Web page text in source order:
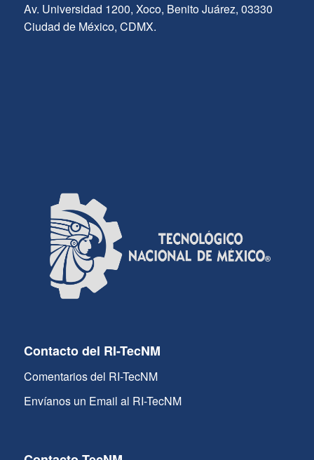
Av. Universidad 1200, Xoco, Benito Juárez, 03330
Ciudad de México, CDMX.
Contacto del RI-TecNM
Comentarios del RI-TecNM
Envíanos un Email al RI-TecNM